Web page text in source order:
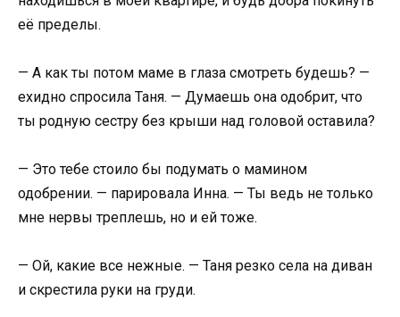
её пределы.
— А как ты потом маме в глаза смотреть будешь? —
ехидно спросила Таня. — Думаешь она одобрит, что
ты родную сестру без крыши над головой оставила?
— Это тебе стоило бы подумать о мамином
одобрении. — парировала Инна. — Ты ведь не только
мне нервы треплешь, но и ей тоже.
— Ой, какие все нежные. — Таня резко села на диван
и скрестила руки на груди.